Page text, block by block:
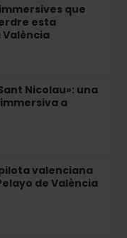
que
esta
Nicolau»: una
a
valenciana
de València